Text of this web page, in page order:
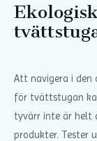
Att navigera i den
för tvättstugan
tyvärr inte är helt
produkter. Tester